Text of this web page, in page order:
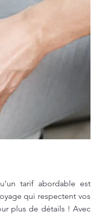
tarif abordable est
qui respectent vos
plus de détails ! Avec